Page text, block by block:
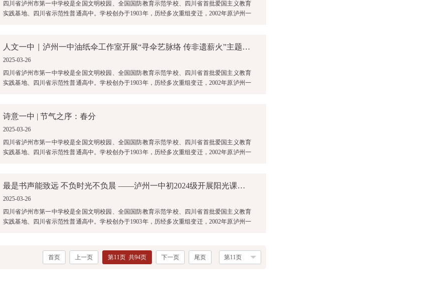
四川省泸州市第一中学校是全国文明校园、全国国防教育示范学校、四川省首批爱国主义教育
实践基地、四川省示范性普通高中。学校创办于1903年，历经多次重组变迁，2002年原泸州一
人文一中｜泸州一中油纸伞工作室开展“寻伞艺脉络 传非遗薪火”主题研学活动
2025-03-26
四川省泸州市第一中学校是全国文明校园、全国国防教育示范学校、四川省首批爱国主义教育
实践基地、四川省示范性普通高中。学校创办于1903年，历经多次重组变迁，2002年原泸州一
诗意一中 | 节气之序：春分
2025-03-26
四川省泸州市第一中学校是全国文明校园、全国国防教育示范学校、四川省首批爱国主义教育
实践基地、四川省示范性普通高中。学校创办于1903年，历经多次重组变迁，2002年原泸州一
最是书声能致远 不负时光不负晨 ——泸州一中初2024级开展阳光课堂激情早读评比活动
2025-03-26
四川省泸州市第一中学校是全国文明校园、全国国防教育示范学校、四川省首批爱国主义教育
实践基地、四川省示范性普通高中。学校创办于1903年，历经多次重组变迁，2002年原泸州一
首页 上一页 第11页 共94页 下一页 尾页 第11页